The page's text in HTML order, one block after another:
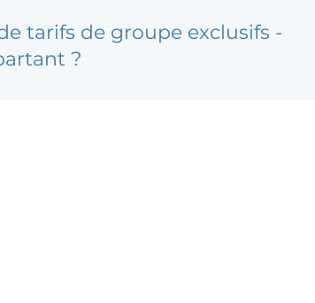
tarifs de groupe exclusifs -
?